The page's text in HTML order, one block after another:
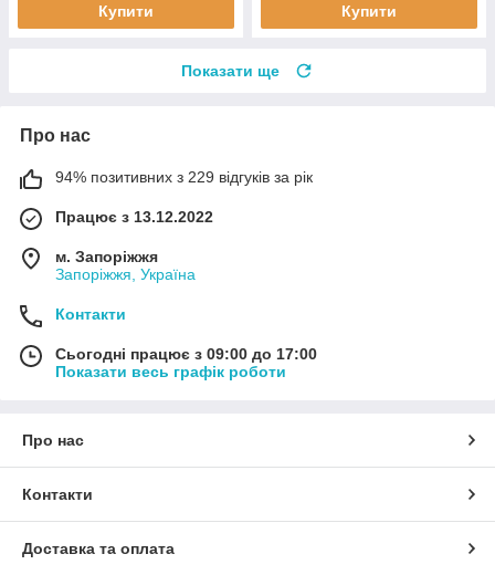
Купити Купити
Показати ще
Про нас
94% позитивних з 229 відгуків за рік
Працює з 13.12.2022
м. Запоріжжя
Запоріжжя, Україна
Контакти
Сьогодні працює з 09:00 до 17:00
Показати весь графік роботи
Про нас
Контакти
Доставка та оплата